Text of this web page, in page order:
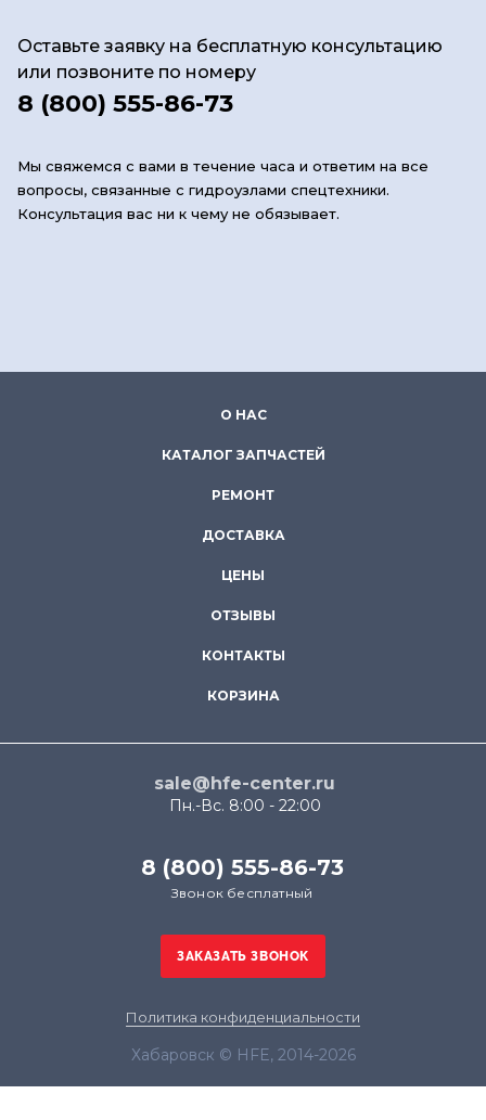
Оставьте заявку на бесплатную консультацию
или позвоните по номеру
8 (800) 555-86-73
Мы свяжемся с вами в течение часа и ответим на все
вопросы, связанные с гидроузлами спецтехники.
Консультация вас ни к чему не обязывает.
О НАС
КАТАЛОГ ЗАПЧАСТЕЙ
РЕМОНТ
ДОСТАВКА
ЦЕНЫ
ОТЗЫВЫ
КОНТАКТЫ
КОРЗИНА
sale@hfe-center.ru
Пн.-Вс. 8:00 - 22:00
8 (800) 555-86-73
Звонок бесплатный
Политика конфиденциальности
Хабаровск © HFE, 2014-2026